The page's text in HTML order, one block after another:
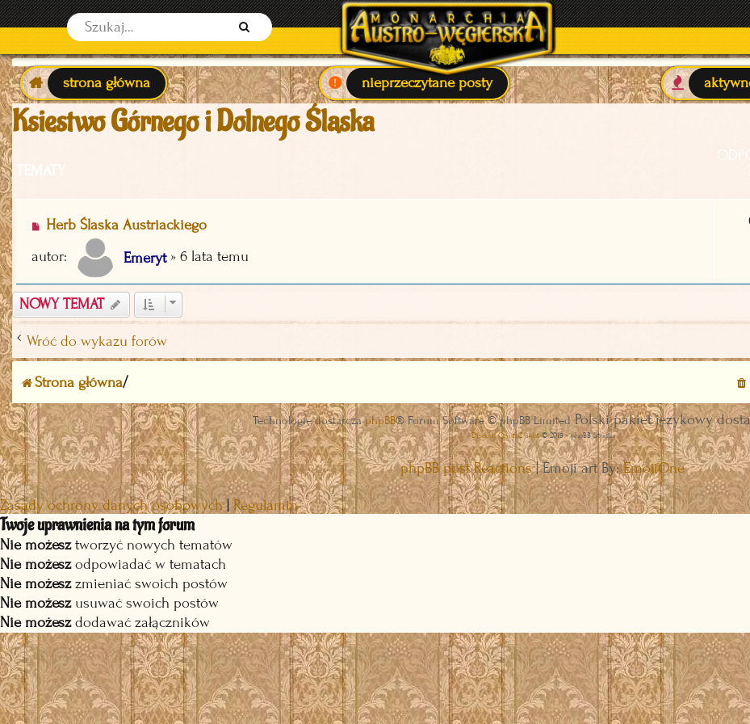
z
u
k
a
strona główna nieprzeczytane posty
Księstwo Górnego i Dolnego Śląska
TEMATY
Herb Ślaska Austriackiego
autor:
Emeryt» 6 lata temu
NOWY TEMAT
Wróć do wykazu forów
Strona główna
Technologię dostarczaphpBB® Forum Software © phpBB LimitedPolski pakiet językowy
Discord OAuth2 light© 2019 - phpBB Studio
phpBB post Reactions| Emoji art By:EmojiOne
Zasady ochrony danych osobowych|Regulamin
Twoje uprawnienia na tym forum
Nie możesztworzyć nowych tematów
Nie możeszodpowiadać w tematach
Nie możeszzmieniać swoich postów
Nie możeszusuwać swoich postów
Nie możeszdodawać załączników